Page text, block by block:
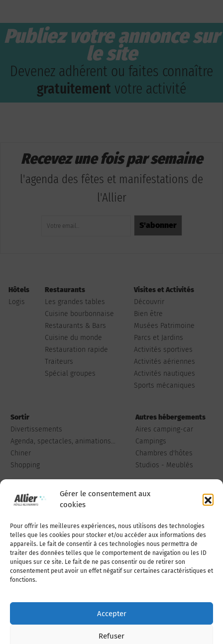
Gérer le consentement aux
cookies
Pour offrir les meilleures expériences, nous utilisons des technologies
telles que les cookies pour stocker et/ou accéder aux informations des
appareils. Le fait de consentir à ces technologies nous permettra de
traiter des données telles que le comportement de navigation ou les ID
uniques sur ce site. Le fait de ne pas consentir ou de retirer son
consentement peut avoir un effet négatif sur certaines caractéristiques et
fonctions.
Accepter
Refuser
Publiez votre annonce sur
le site
Devenez adhérent ou faites connaître
gratuitement votre activité
Recevez une fois par semaine
l'agenda des fêtes et manifestations de
l'Allier
Hôtels
Logis
Restaurants
Les grandes tables
Cuisine bourbonnaise
Restaurants & Bars
Cuisine du monde
Restauration rapide
Traiteurs
Spécial groupes
Visites et Activités
Découvrir
Bien être
Musées Patrimoine
Parcs et Jardins
Activités sportives
Activités aériennes
Activités nautiques
Sports mécaniques
Sortir
Divertissements
Agenda, spectacles, animations...
Chiner
Shopping
Autres hébergements
Aires camping-car
Campings
Chambres d'hôtes
Studios - Meublés
Qui sommes-nous Publiez votre annonce
Adhérer à l’association Nous contacter
Politique de cookies (UE)